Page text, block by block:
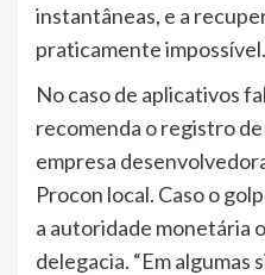
instantâneas, e a
praticamente impossível.
No caso de aplicativos
recomenda o registro
empresa
Procon local. Caso o
a autoridade monetária
delegacia. “Em algumas